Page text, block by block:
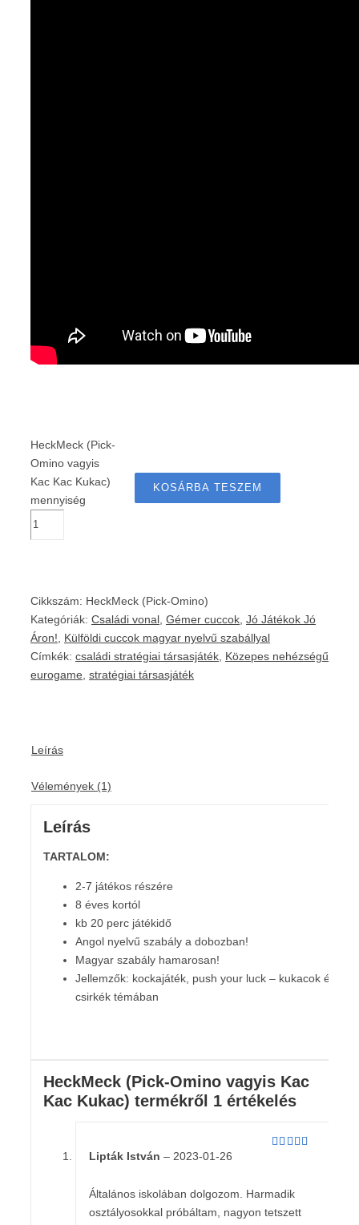
HeckMeck (Pick-
Omino vagyis
Kac Kac Kukac)
mennyiség
KOSÁRBA TESZEM
Cikkszám: HeckMeck (Pick-Omino)
Kategóriák: Családi vonal Gémer cuccok Jó Játékok Jó
Áron!
Külföldi cuccok magyar nyelvű szabállyal
Címkék: családi stratégiai társasjáték Közepes nehézségű
eurogame stratégiai társasjáték
Leírás
Vélemények (1)
Leírás
TARTALOM:
2-7 játékos részére
8 éves kortól
kb 20 perc játékidő
Angol nyelvű szabály a dobozban!
Magyar szabály hamarosan!
Jellemzők: kockajáték, push your luck – kukacok és
csirkék témában
HeckMeck (Pick-Omino vagyis Kac
Kac Kukac) termékről 1 értékelés
Lipták István– 2023-01-26
Általános iskolában dolgozom. Harmadik
osztályosokkal próbáltam, nagyon tetszett